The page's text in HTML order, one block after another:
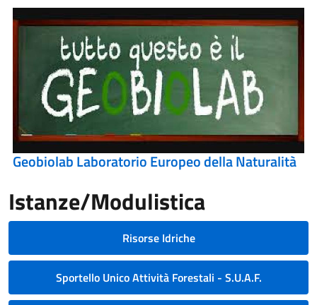
Geobiolab Laboratorio Europeo della Naturalità
Istanze/Modulistica
Risorse Idriche
Sportello Unico Attività Forestali - S.U.A.F.